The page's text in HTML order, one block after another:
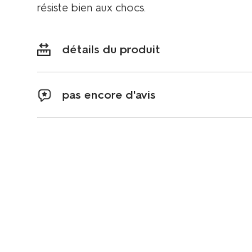
résiste bien aux chocs.
détails du produit
pas encore d'avis